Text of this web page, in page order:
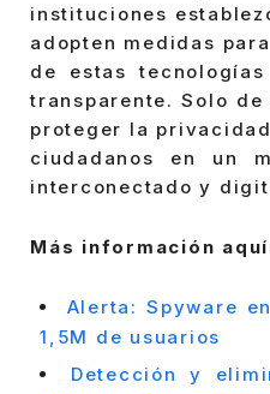
instituciones
adopten medidas
de estas
transparente. Solo
proteger la
ciudadanos en un
interconectado y
Más información
Alerta: Spyware
1,5M de usuarios
Detección y